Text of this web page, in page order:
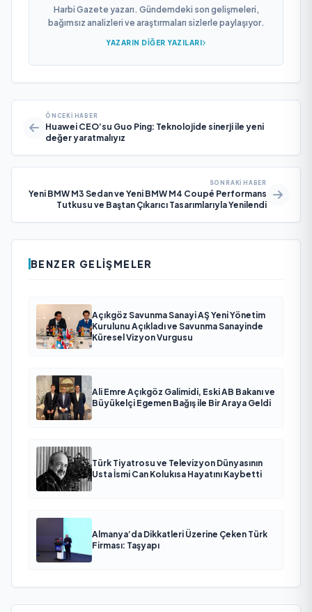
Harbi Gazete yazarı. Gündemdeki son gelişmeleri,
bağımsız analizleri ve araştırmaları sizlerle paylaşıyor.
YAZARIN DIĞER YAZILARI
ÖNCEKI HABER
Huawei CEO’su Guo Ping: Teknolojide sinerji ile yeni
değer yaratmalıyız
SONRAKI HABER
Yeni BMW M3 Sedan ve Yeni BMW M4 Coupé Performans
Tutkusu ve Baştan Çıkarıcı Tasarımlarıyla Yenilendi
BENZER GELIŞMELER
Açıkgöz Savunma Sanayi AŞ Yeni Yönetim
Kurulunu Açıkladı ve Savunma Sanayinde
Küresel Vizyon Vurgusu
Ali Emre Açıkgöz Galimidi, Eski AB Bakanı ve
Büyükelçi Egemen Bağış ile Bir Araya Geldi
Türk Tiyatrosu ve Televizyon Dünyasının
Usta İsmi Can Kolukısa Hayatını Kaybetti
Almanya’da Dikkatleri Üzerine Çeken Türk
Firması: Taşyapı